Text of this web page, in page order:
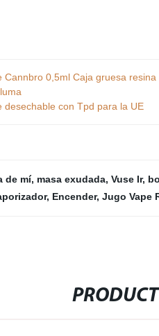
Cannbro 0,5ml Caja gruesa
desechable con Tpd para la UE
de mí, masa exudada, Vuse Ir,
, Encender, Jugo Vape